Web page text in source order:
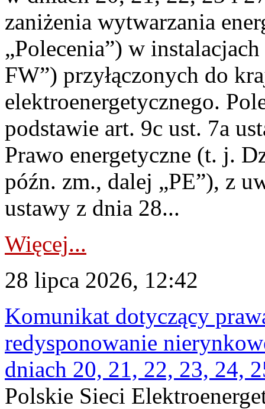
zaniżenia wytwarzania
„Polecenia”) w
FW”) przyłączonych do
elektroenergetycznego.
podstawie art. 9c ust. 7a
Prawo energetyczne (t. j.
późn. zm., dalej „PE”), z
ustawy z dnia 28...
Więcej...
28 lipca 2026, 12:42
Komunikat dotyczący
redysponowanie
dniach 20, 21, 22, 23, 24,
Polskie Sieci